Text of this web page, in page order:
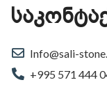
Info@sali-
+995 571 444